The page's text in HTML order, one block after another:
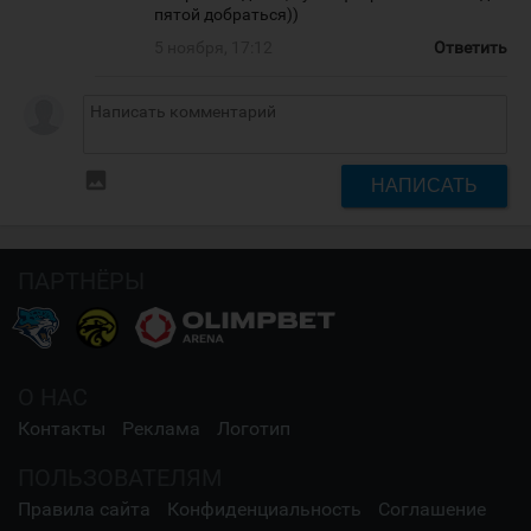
пятой добраться))
Ответить
НАПИСАТЬ
Контакты Реклама Логотип
Правила сайта Конфиденциальность Соглашение